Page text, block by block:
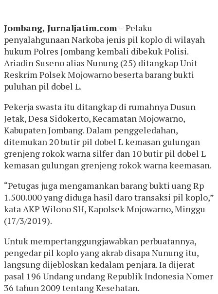
Jombang, Jurnaljatim.com – Pelaku
penyalahgunaan Narkoba jenis pil koplo di wilayah
hukum Polres Jombang kembali dibekuk Polisi.
Ariadin Suseno alias Nunung (25) ditangkap Unit
Reskrim Polsek Mojowarno beserta barang bukti
puluhan pil dobel L.
Pekerja swasta itu ditangkap di rumahnya Dusun
Jetak, Desa Sidokerto, Kecamatan Mojowarno,
Kabupaten Jombang. Dalam penggeledahan,
ditemukan 20 butir pil dobel L kemasan gulungan
grenjeng rokok warna silfer dan 10 butir pil dobel L
kemasan gulungan grenjeng rokok warna keemasan.
“Petugas juga mengamankan barang bukti uang Rp
1.500.000 yang diduga hasil daro transaksi pil koplo,”
kata AKP Wilono SH, Kapolsek Mojowarno, Minggu
(17/3/2019).
Untuk mempertanggungjawabkan perbuatannya,
pengedar pil koplo yang akrab disapa Nunung itu,
langsung dijebloskan kedalam penjara. Ia dijerat
pasal 196 Undang undang Republik Indonesia Nomer
36 tahun 2009 tentang Kesehatan.